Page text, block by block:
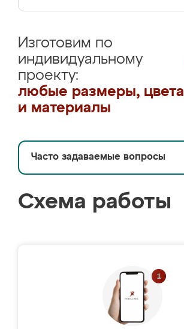
Изготовим по
индивидуальному
проекту:
любые размеры, цвета
и материалы
Часто задаваемые вопросы
Схема работы